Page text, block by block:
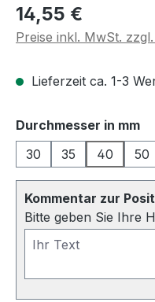
Regulärer Preis:
14,55 €
Preise inkl. MwSt.
Lieferzeit ca. 1-3
Durchmesser in mm
30
35 40 50
Kommentar zur
Bitte geben Sie Ihre